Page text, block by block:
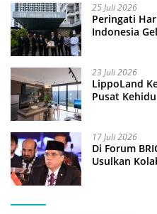
25 Juli 2026
Peringati
Indonesia
23 Juli 2026
LippoLand
Pusat
17 Juli 2026
Di Forum
Usulkan